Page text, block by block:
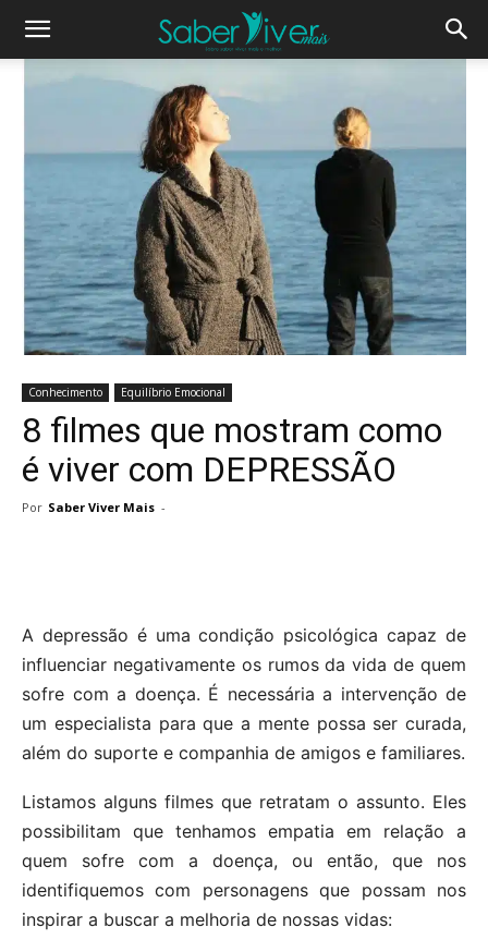
Conhecimento Equilíbrio Emocional
8 filmes que mostram como
é viver com DEPRESSÃO
Por Saber Viver Mais -
A depressão é uma condição psicológica capaz de
influenciar negativamente os rumos da vida de quem
sofre com a doença. É necessária a intervenção de
um especialista para que a mente possa ser curada,
além do suporte e companhia de amigos e familiares.
Listamos alguns filmes que retratam o assunto. Eles
possibilitam que tenhamos empatia em relação a
quem sofre com a doença, ou então, que nos
identifiquemos com personagens que possam nos
inspirar a buscar a melhoria de nossas vidas: